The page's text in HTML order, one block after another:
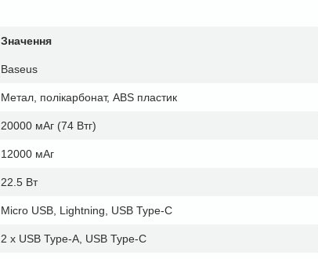
Значення
Baseus
Метал, полікарбонат, ABS пластик
20000 мАг (74 Втг)
12000 мАг
22.5 Вт
Micro USB, Lightning, USB Type-C
2 х USB Type-A, USB Type-C